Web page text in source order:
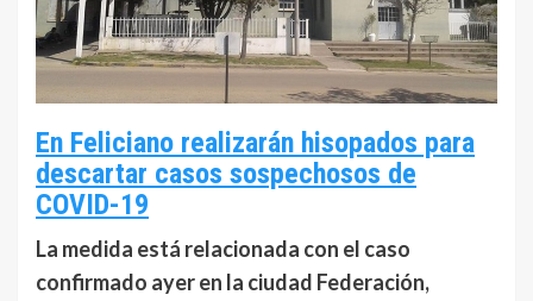
En Feliciano realizarán hisopados para
descartar casos sospechosos de
COVID-19
La medida está relacionada con el caso
confirmado ayer en la ciudad Federación,